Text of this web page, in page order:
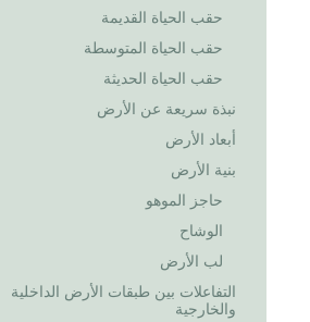
حقب الحياة القديمة
حقب الحياة المتوسطة
حقب الحياة الحديثة
نبذة سريعة عن الأرض
أبعاد الأرض ‏
بنية الأرض
حاجز الموهو
الوشاح
لب الأرض
التفاعلات بين طبقات الأرض الداخلية
والخارجية